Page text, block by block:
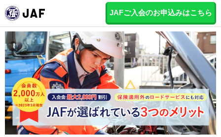
JAFご入会のお申込みはこちら